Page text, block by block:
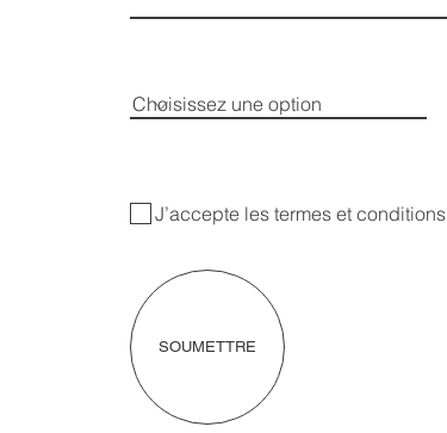
J’accepte les termes et conditions
SOUMETTRE